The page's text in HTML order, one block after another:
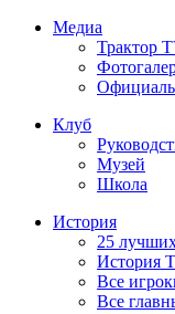
Медиа
Трактор
Клуб
Музей
Школа
История
25
История
Все
Все